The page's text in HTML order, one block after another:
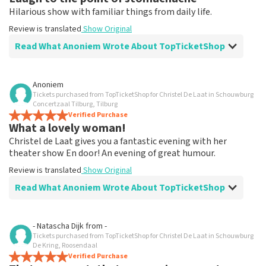
Hilarious show with familiar things from daily life.
Review is translated Show Original
Read What Anoniem Wrote About TopTicketShop
Review of Anoniem about
Good but overpriced tickets
Everything was well arranged and could even change
the date, really cool, but the side note is that the
tickets are sold for twice what you lost at the theater.
Understand that there is only so much to earn?
op onze website. Uw feedback vinden wij erg belangrijk.
U helpt ons zo onze dienstverlening te verbeteren en
ook helpt u andere consumenten met het maken van
een beslissing. Wij hebben uw review gelezen en willen
Reaction from TopTicketShop
Anoniem
Tickets purchased from TopTicketShop for Christel De Laat in Schouwburg
Concertzaal Tilburg, Tilburg
Verified Purchase
What a lovely woman!
Christel de Laat gives you a fantastic evening with her
theater show En door! An evening of great humour.
Review is translated Show Original
Read What Anoniem Wrote About TopTicketShop
Review of Anoniem about
Fine
Easy-to-access webshop.
- Natascha Dijkfrom -
Tickets purchased from TopTicketShop for Christel De Laat in Schouwburg
De Kring, Roosendaal
Verified Purchase